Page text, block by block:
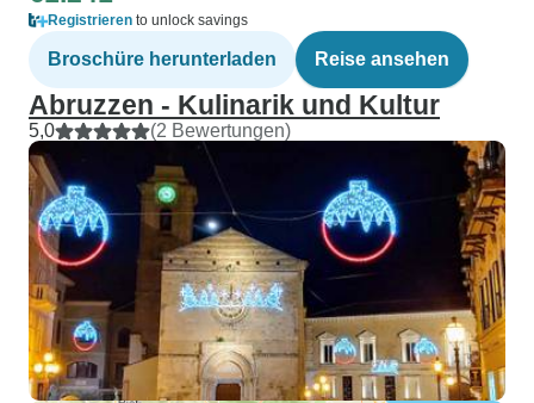
Registrieren to unlock savings
Broschüre herunterladen Reise ansehen
Abruzzen - Kulinarik und Kultur
5,0 (2 Bewertungen)